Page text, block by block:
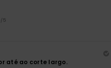
/5
até ao corte largo.